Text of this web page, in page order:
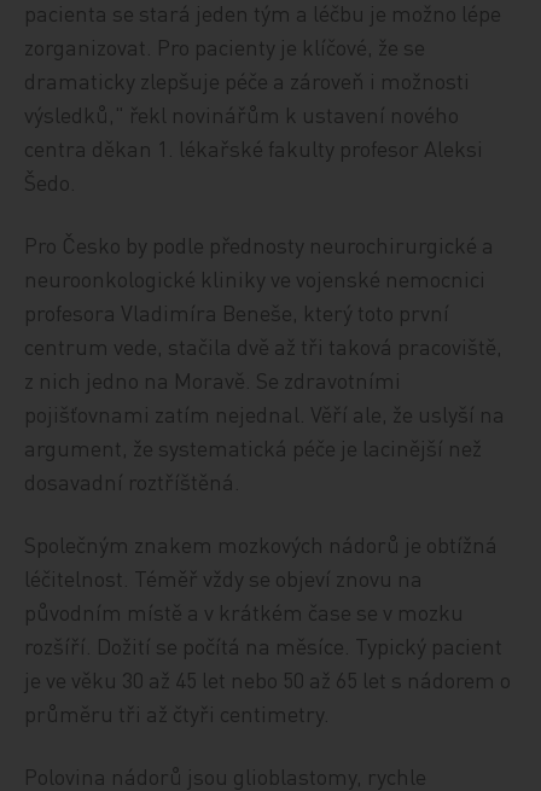
pacienta se stará jeden tým a léčbu je možno lépe
zorganizovat. Pro pacienty je klíčové, že se
dramaticky zlepšuje péče a zároveň i možnosti
výsledků," řekl novinářům k ustavení nového
centra děkan 1. lékařské fakulty profesor Aleksi
Šedo.
Pro Česko by podle přednosty neurochirurgické a
neuroonkologické kliniky ve vojenské nemocnici
profesora Vladimíra Beneše, který toto první
centrum vede, stačila dvě až tři taková pracoviště,
z nich jedno na Moravě. Se zdravotními
pojišťovnami zatím nejednal. Věří ale, že uslyší na
argument, že systematická péče je lacinější než
dosavadní roztříštěná.
Společným znakem mozkových nádorů je obtížná
léčitelnost. Téměř vždy se objeví znovu na
původním místě a v krátkém čase se v mozku
rozšíří. Dožití se počítá na měsíce. Typický pacient
je ve věku 30 až 45 let nebo 50 až 65 let s nádorem o
průměru tři až čtyři centimetry.
Polovina nádorů jsou glioblastomy, rychle